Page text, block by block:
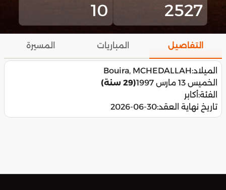
2527
10
التفاصيل المباريات المسيرة
الميلاد:Bouira, MCHEDALLAH
الخميس 13 مارس 1997
(29 سنة)
الفئة:أكابر
تاريخ نهاية العقد:2026-06-30